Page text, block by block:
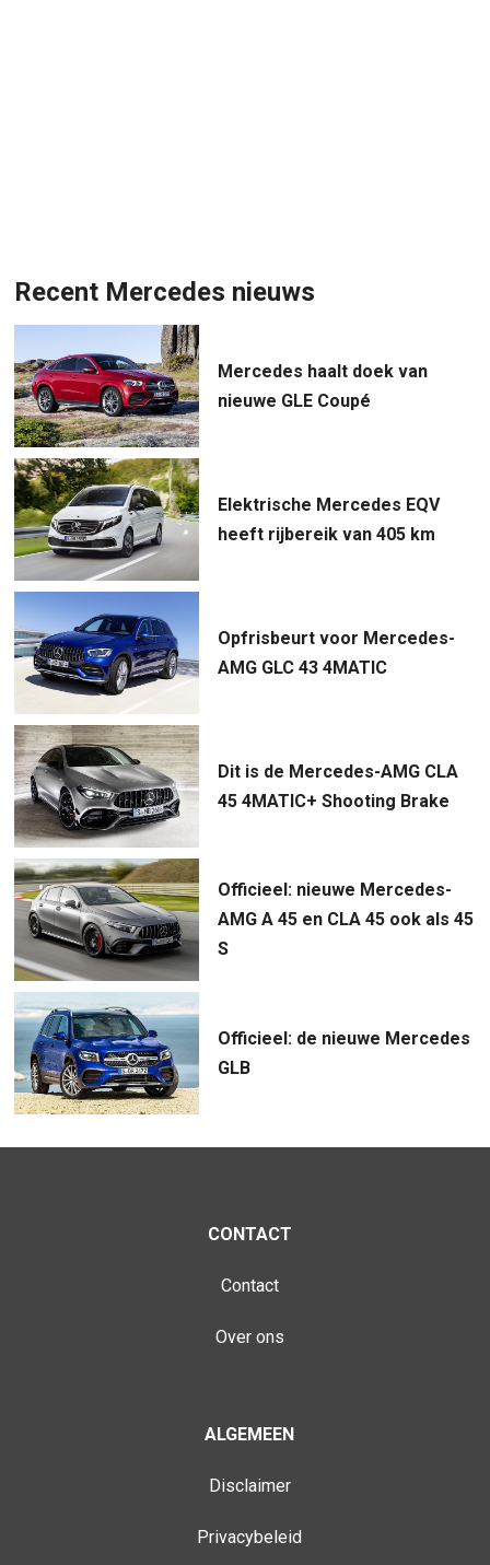
Recent Mercedes nieuws
Mercedes haalt doek van
nieuwe GLE Coupé
Elektrische Mercedes EQV
heeft rijbereik van 405 km
Opfrisbeurt voor Mercedes-
AMG GLC 43 4MATIC
Dit is de Mercedes-AMG CLA
45 4MATIC+ Shooting Brake
Officieel: nieuwe Mercedes-
AMG A 45 en CLA 45 ook als 45
S
Officieel: de nieuwe Mercedes
GLB
CONTACT
Contact
Over ons
ALGEMEEN
Disclaimer
Privacybeleid